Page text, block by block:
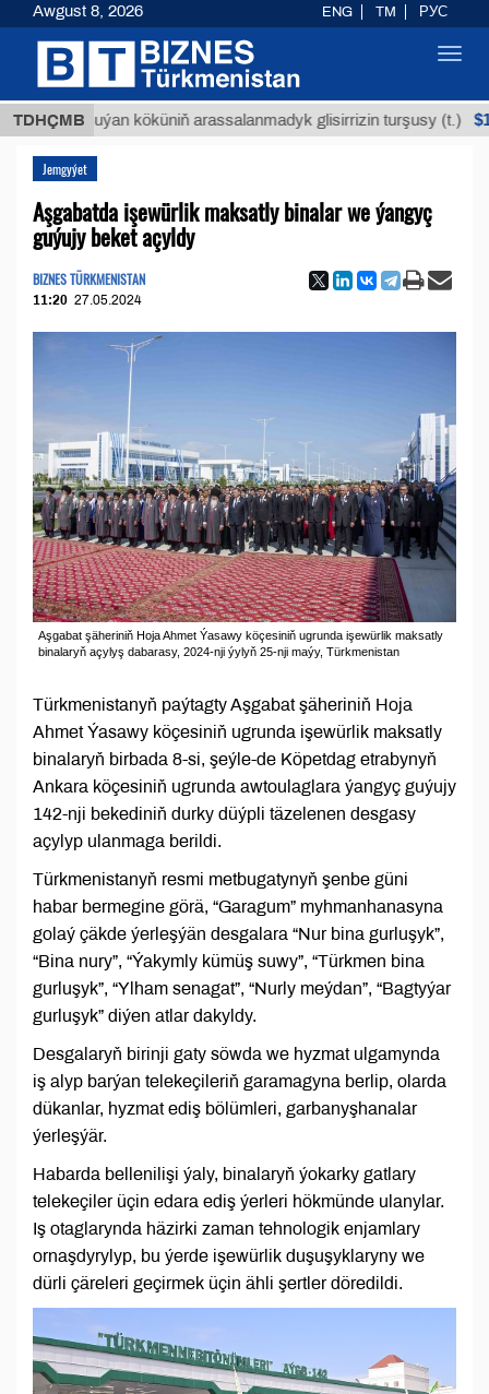
TDHÇMB
Buýan köküniň arassalanmadyk glisirrizin turşusy (t.) $12935,18
Jemgyýet
Aşgabatda işewürlik maksatly binalar we ýangyç
guýujy beket açyldy
BIZNES TÜRKMENISTAN
11:20 27.05.2024
Aşgabat şäheriniň Hoja Ahmet Ýasawy köçesiniň ugrunda işewürlik maksatly
binalaryň açylyş dabarasy, 2024-nji ýylyň 25-nji maýy, Türkmenistan
Türkmenistanyň paýtagty Aşgabat şäheriniň Hoja
Ahmet Ýasawy köçesiniň ugrunda işewürlik maksatly
binalaryň birbada 8-si, şeýle-de Köpetdag etrabynyň
Ankara köçesiniň ugrunda awtoulaglara ýangyç guýujy
142-nji bekediniň durky düýpli täzelenen desgasy
açylyp ulanmaga berildi.
Türkmenistanyň resmi metbugatynyň şenbe güni
habar bermegine görä, “Garagum” myhmanhanasyna
golaý çäkde ýerleşýän desgalara “Nur bina gurluşyk”,
“Bina nury”, “Ýakymly kümüş suwy”, “Türkmen bina
gurluşyk”, “Ylham senagat”, “Nurly meýdan”, “Bagtyýar
gurluşyk” diýen atlar dakyldy.
Desgalaryň birinji gaty söwda we hyzmat ulgamynda
iş alyp barýan telekeçileriň garamagyna berlip, olarda
dükanlar, hyzmat ediş bölümleri, garbanyşhanalar
ýerleşýär.
Habarda bellenilişi ýaly, binalaryň ýokarky gatlary
telekeçiler üçin edara ediş ýerleri hökmünde ulanylar.
Iş otaglarynda häzirki zaman tehnologik enjamlary
ornaşdyrylyp, bu ýerde işewürlik duşuşyklaryny we
dürli çäreleri geçirmek üçin ähli şertler döredildi.
Awgust 8, 2026 ENG TM РУС